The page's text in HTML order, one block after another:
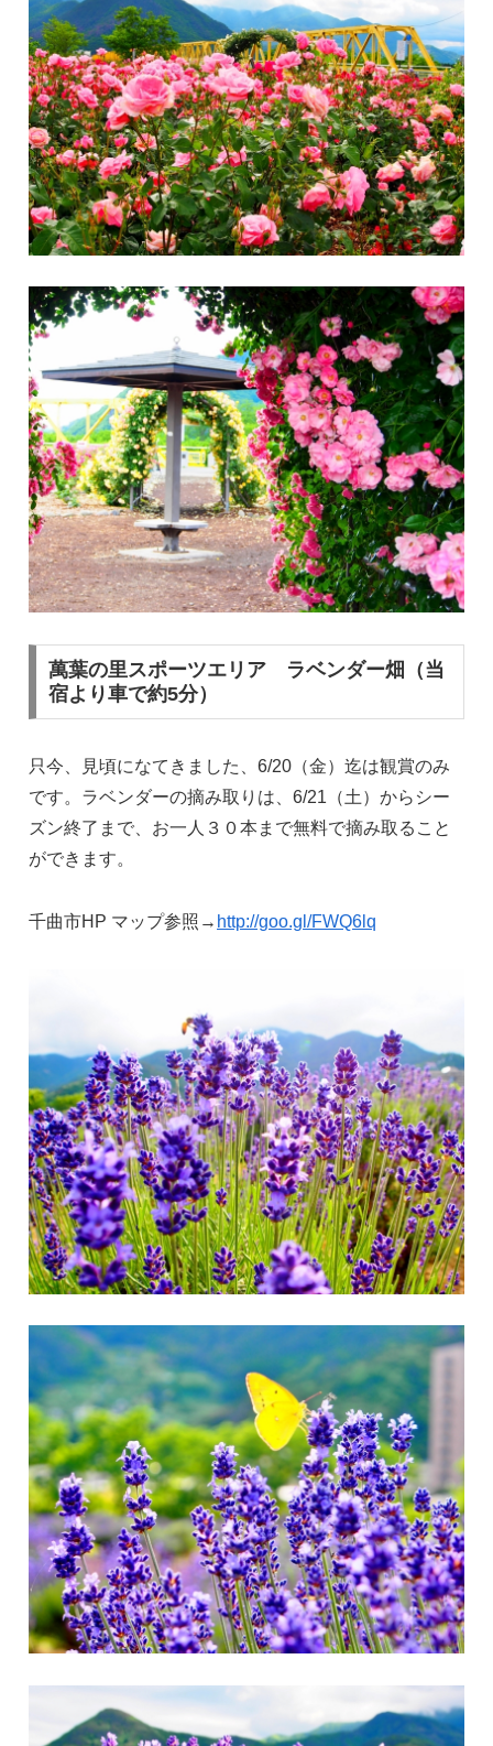
萬葉の里スポーツエリア ラベンダー畑（当
宿より車で約5分）
只今、見頃になてきました、6/20（金）迄は観賞のみ
です。ラベンダーの摘み取りは、6/21（土）からシー
ズン終了まで、お一人３０本まで無料で摘み取ること
ができます。
千曲市HP マップ参照→ http://goo.gl/FWQ6lq